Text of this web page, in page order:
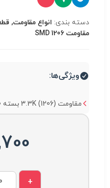
دسته بندی: انواع مقاومت,
مقاومت SMD 1206
ویژگی‌ها:
مقاومت 3.3K (1206) بسته 10 عددی...
+